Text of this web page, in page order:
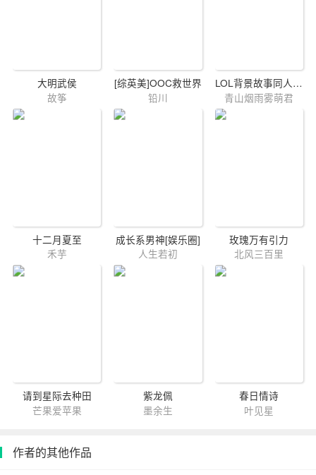
大明武侯
故筝
[综英美]OOC救世界
铅川
LOL背景故事同人【英雄联盟】
青山烟雨雾萌君
十二月夏至
禾芋
成长系男神[娱乐圈]
人生若初
玫瑰万有引力
北风三百里
请到星际去种田
芒果爱苹果
紫龙佩
墨余生
春日情诗
叶见星
作者的其他作品